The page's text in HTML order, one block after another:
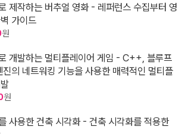
제작하는 버추얼 영화 - 레퍼런스 수집부터 영
가이드
원
개발하는 멀티플레이어 게임 - C++, 블루프
진의 네트워킹 기능을 사용한 매력적인 멀티플
원
사용한 건축 시각화 - 건축 시각화를 적용한